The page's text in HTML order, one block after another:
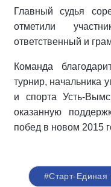
Главный судья
отметили
ответственный и
Команда
турнир, начальника
и спорта Усть-
оказанную
побед в новом 2015
#Старт-Единая